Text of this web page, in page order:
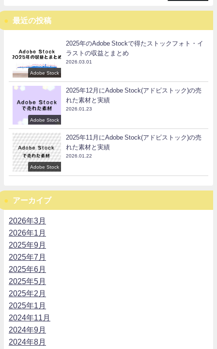
最近の投稿
Adobe Stock
2025年のAdobe Stockで得たストックフォト・イ
ラストの収益とまとめ
2026.03.01
Adobe Stock
2025年12月にAdobe Stock(アドビストック)の売
れた素材と実績
2026.01.23
Adobe Stock
2025年11月にAdobe Stock(アドビストック)の売
れた素材と実績
2026.01.22
アーカイブ
2026年3月
2026年1月
2025年9月
2025年7月
2025年6月
2025年5月
2025年2月
2025年1月
2024年11月
2024年9月
2024年8月